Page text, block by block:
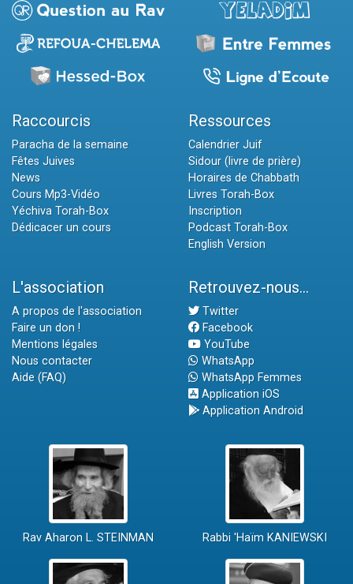
Raccourcis
Paracha de la semaine
Fêtes Juives
News
Cours Mp3-Vidéo
Yéchiva Torah-Box
Dédicacer un cours
Ressources
Calendrier Juif
Sidour (livre de prière)
Horaires de Chabbath
Livres Torah-Box
Inscription
Podcast Torah-Box
English Version
L'association
A propos de l'association
Faire un don !
Mentions légales
Nous contacter
Aide (FAQ)
Retrouvez-nous...
Twitter
Facebook
YouTube
WhatsApp
WhatsApp Femmes
Application iOS
Application Android
Rav Aharon L. STEINMAN Rabbi 'Haïm KANIEWSKI